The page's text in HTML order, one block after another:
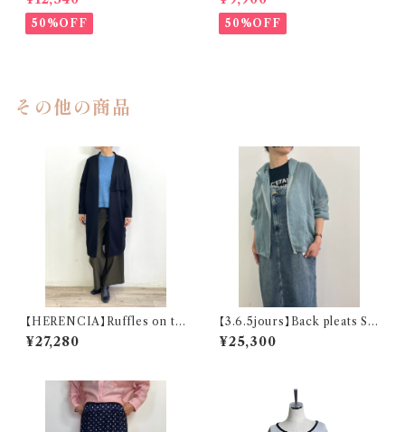
50%OFF 50%OFF
その他の商品
【HERENCIA】Ruffles on th
e Back frill jacket
¥27,280
【3.6.5jours】Back pleats Sh
eer hoodie
¥25,300